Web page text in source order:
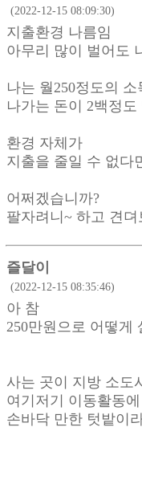
(2022-12-15 08:09:30)
지출환경 나름임
아무리 많이 벌어도
나는 월250정도의
나가는 돈이 2백정
환경 자체가
지출을 줄일 수 없다
어쩌겠습니까?
팔자려니~ 하고 견
즐달이
(2022-12-15 08:35:46)
아 참
250만원으로 어떻게
사는 곳이 지방 소도
여기저기 이동활동
손바닥 만한 텃밭이